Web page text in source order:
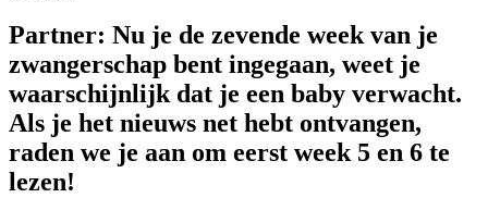
Partner: Nu je de zevende week van je
zwangerschap bent ingegaan, weet je
waarschijnlijk dat je een baby verwacht.
Als je het nieuws net hebt ontvangen,
raden we je aan om eerst week 5 en 6 te
lezen!